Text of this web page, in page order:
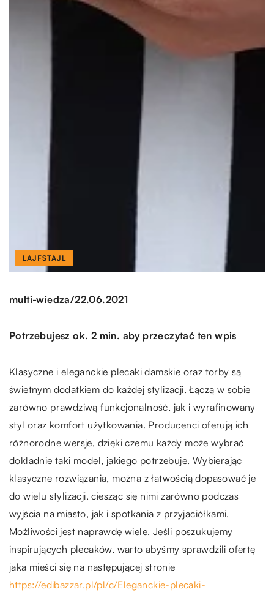
LAJFSTAJL
multi-wiedza/22.06.2021
Potrzebujesz ok. 2 min. aby przeczytać ten wpis
Klasyczne i eleganckie plecaki damskie oraz torby są
świetnym dodatkiem do każdej stylizacji. Łączą w sobie
zarówno prawdziwą funkcjonalność, jak i wyrafinowany
styl oraz komfort użytkowania. Producenci oferują ich
różnorodne wersje, dzięki czemu każdy może wybrać
dokładnie taki model, jakiego potrzebuje. Wybierając
klasyczne rozwiązania, można z łatwością dopasować je
do wielu stylizacji, ciesząc się nimi zarówno podczas
wyjścia na miasto, jak i spotkania z przyjaciółkami.
Możliwości jest naprawdę wiele. Jeśli poszukujemy
inspirujących plecaków, warto abyśmy sprawdzili ofertę
jaka mieści się na następującej stronie
https://edibazzar.pl/pl/c/Eleganckie-plecaki-